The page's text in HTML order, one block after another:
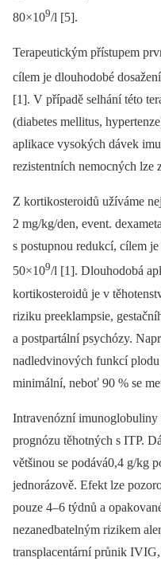
80×109/l [5].
Terapeutickým přístupem
cílem je dlouhodobé
[1]. V případě selhání této
(diabetes mellitus,
aplikace vysokých dávek
rezistentních nemocných lze
Z kortikosteroidů užíváme
2 mg/kg/den, event.
s postupnou redukcí, cílem
50×109/l [1]. Dlouhodobá
kortikosteroidů je v
riziku preeklampsie,
a postpartální psychózy.
nadledvinových funkcí
minimální, neboť 90 % se
Intravenózní
prognózu těhotných s ITP.
většinou se podává0,4 g/kg
jednorázově. Efekt lze
pouze 4–6 týdnů a
nezanedbatelným rizikem
transplacentární průnik